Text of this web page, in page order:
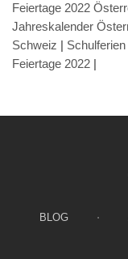
Feiertage 2022
Jahreskalender
Schweiz |
Feiertage 2022 |
BLOG ⋅